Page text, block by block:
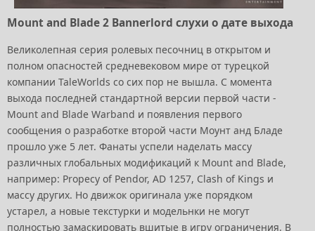
Mount and Blade 2 Bannerlord слухи о дате выхода
Великолепная серия ролевых песочниц в открытом и
полном опасностей средневековом мире от турецкой
компании TaleWorlds со сих пор не вышла. С момента
выхода последней стандартной версии первой части -
Mount and Blade Warband и появления первого
сообщения о разработке второй части Моунт анд Бладе
прошло уже 5 лет. Фанаты успели наделать массу
различных глобальных модификаций к Mount and Blade,
например: Propecy of Pendor, AD 1257, Clash of Kings и
массу других. Но движок оригинала уже порядком
устарел, а новые текстурки и модельнки не могут
полностью замаскировать вшитые в игру ограничения. В